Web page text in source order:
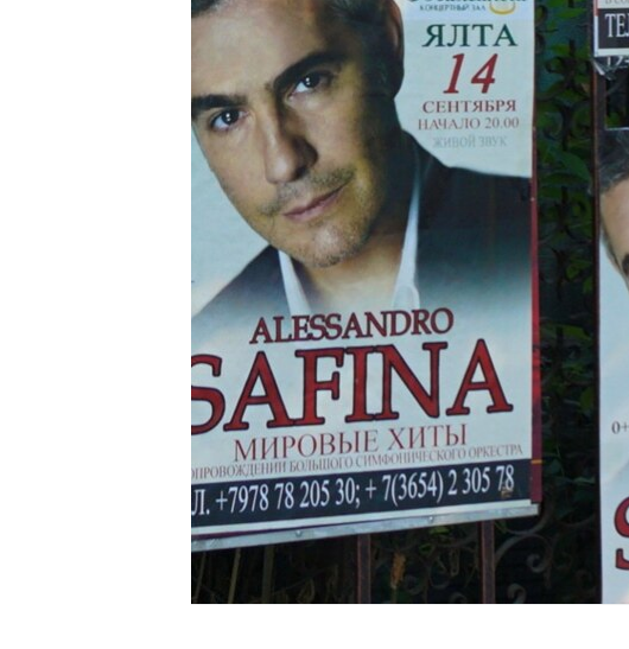
УКРАЇНСЬКА ПРОБЛЕМА КРИМУ